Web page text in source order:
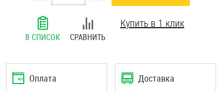
Шплинты
Штифты и пальцы
В СПИСОК СРАВНИТЬ
Купить в 1 клик
Оплата Доставка